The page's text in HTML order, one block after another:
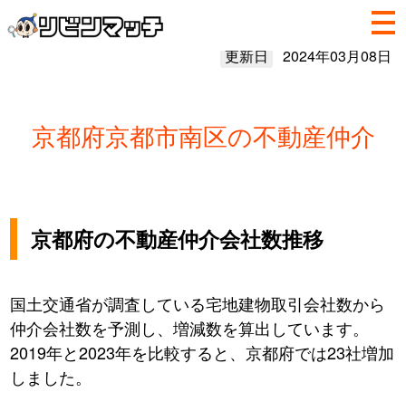
更新日 2024年03月08日
京都府京都市南区の不動産仲介
京都府の不動産仲介会社数推移
国土交通省が調査している宅地建物取引会社数から
仲介会社数を予測し、増減数を算出しています。
2019年と2023年を比較すると、京都府では23社増加
しました。